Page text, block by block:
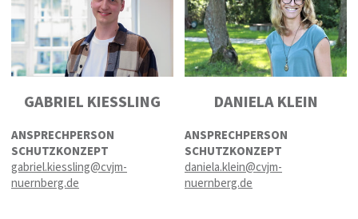
GABRIEL KIESSLING
ANSPRECHPERSON
SCHUTZKONZEPT
gabriel.kiessling@cvjm-
nuernberg.de
DANIELA KLEIN
ANSPRECHPERSON
SCHUTZKONZEPT
daniela.klein@cvjm-
nuernberg.de